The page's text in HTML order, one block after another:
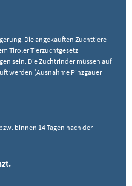
Die angekauften Zuchttiere
Tiroler Tierzuchtgesetz
sein. Die Zuchtrinder müssen auf
werden (Ausnahme Pinzgauer
binnen 14 Tagen nach der